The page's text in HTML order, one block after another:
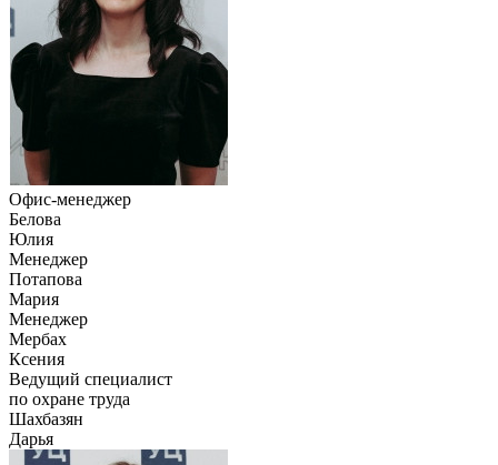
Офис-менеджер
Белова
Юлия
Менеджер
Потапова
Мария
Менеджер
Мербах
Ксения
Ведущий специалист
по охране труда
Шахбазян
Дарья